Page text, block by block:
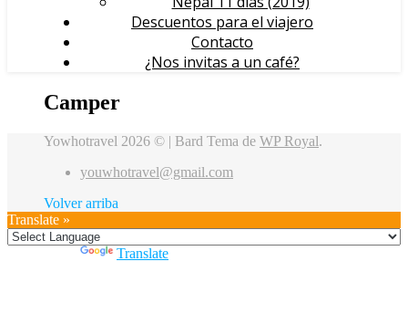
Descuentos para el viajero
Contacto
¿Nos invitas a un café?
Camper
Yowhotravel 2026 © | Bard Tema de WP Royal.
youwhotravel@gmail.com
Volver arriba
Translate »
Translate